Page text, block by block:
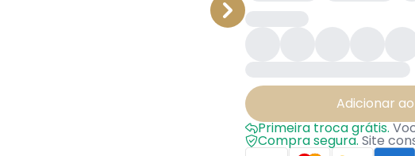
Adicionar
Primeira troca grátis.
Compra segura.Site